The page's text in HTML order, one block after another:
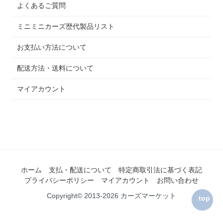
top
よくあるご質問
ミニミニカーズ歴代製品リスト
お支払い方法について
配送方法・送料について
マイアカウント
ホーム 支払・配送について
特定商取引法に基づく表記
プライバシーポリシー
マイアカウント
お問い合わせ
Copyright© 2013-2026 カーズマーケット